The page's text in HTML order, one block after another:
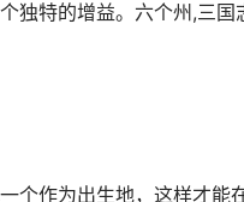
独特的增益。六个州,三
个作为出生地，这样才